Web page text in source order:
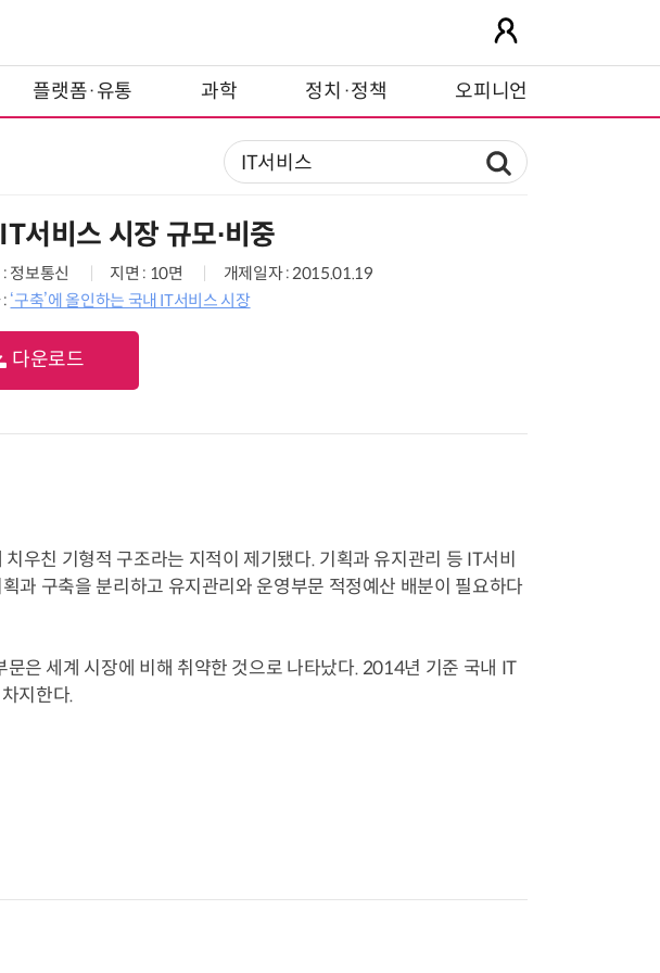
플랫폼·유통 과학 정치·정책 오피니언
서비스 시장 규모∙비중
정보통신 지면 : 10면
개제일자 : 2015.01.19
‘구축’에 올인하는 국내 IT서비스 시장
다운로드
우친 기형적 구조라는 지적이 제기됐다. 기획과 유지관리 등 IT서비
과 구축을 분리하고 유지관리와 운영부문 적정예산 배분이 필요하다
은 세계 시장에 비해 취약한 것으로 나타났다. 2014년 기준 국내 IT
지한다.